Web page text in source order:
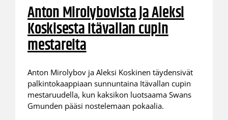
Anton Mirolybovista ja Aleksi
Koskisesta Itävallan cupin
mestareita
Anton Mirolybov ja Aleksi Koskinen täydensivät
palkintokaappiaan sunnuntaina Itävallan cupin
mestaruudella, kun kaksikon luotsaama Swans
Gmunden pääsi nostelemaan pokaalia.